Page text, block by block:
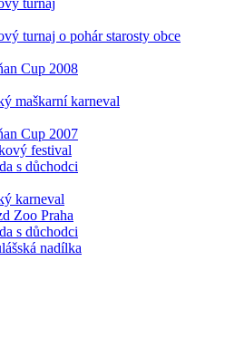
turnaj
turnaj o pohár starosty obce
Cup 2008
maškarní karneval
Cup 2007
festival
s důchodci
karneval
Zoo Praha
s důchodci
nadílka